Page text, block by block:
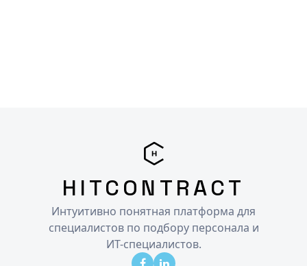
HITCONTRACT
Интуитивно понятная платформа для
специалистов по подбору персонала и
ИТ-специалистов.